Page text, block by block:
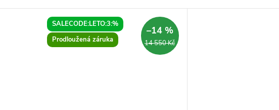
SALECODE:LETO:3:%
Prodloužená záruka
14 550 Kč
–14 %